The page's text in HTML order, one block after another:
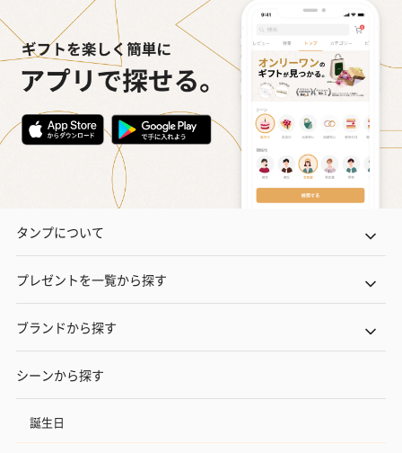
タンプについて
プレゼントを一覧から探す
ブランドから探す
シーンから探す
誕生日